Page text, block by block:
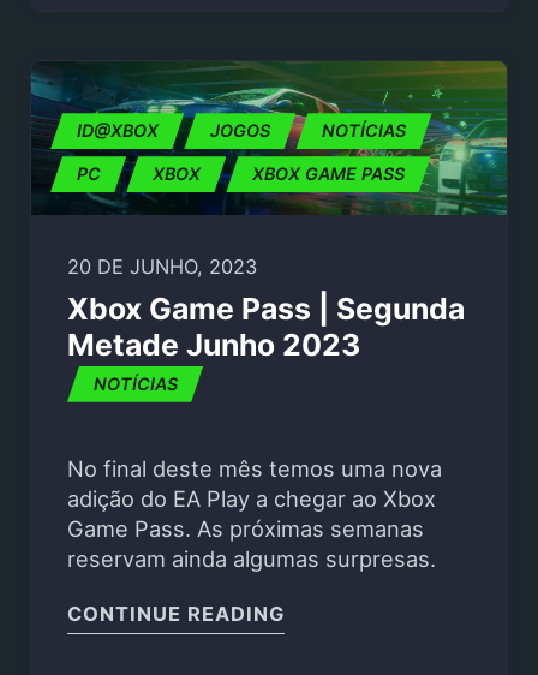
ID@XBOX JOGOS NOTÍCIAS
PC XBOX XBOX GAME PASS
20 DE JUNHO, 2023
Xbox Game Pass | Segunda
Metade Junho 2023
NOTÍCIAS
No final deste mês temos uma nova
adição do EA Play a chegar ao Xbox
Game Pass. As próximas semanas
reservam ainda algumas surpresas.
CONTINUE READING